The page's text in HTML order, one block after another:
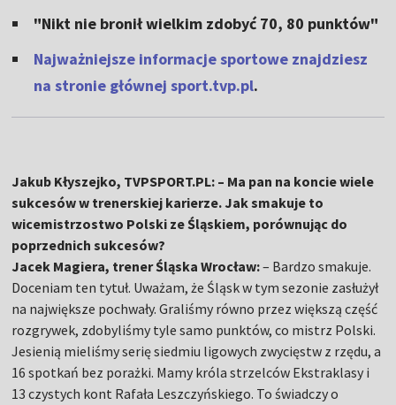
"Nikt nie bronił wielkim zdobyć 70, 80 punktów"
Najważniejsze informacje sportowe znajdziesz
na stronie głównejsport.tvp.pl.
Jakub Kłyszejko, TVPSPORT.PL: – Ma pan na koncie wiele
sukcesów w trenerskiej karierze. Jak smakuje to
wicemistrzostwo Polski ze Śląskiem, porównując do
poprzednich sukcesów?
Jacek Magiera, trener Śląska Wrocław:– Bardzo smakuje.
Doceniam ten tytuł. Uważam, że Śląsk w tym sezonie zasłużył
na największe pochwały. Graliśmy równo przez większą część
rozgrywek, zdobyliśmy tyle samo punktów, co mistrz Polski.
Jesienią mieliśmy serię siedmiu ligowych zwycięstw z rzędu, a
16 spotkań bez porażki. Mamy króla strzelców Ekstraklasy i
13 czystych kont Rafała Leszczyńskiego. To świadczy o